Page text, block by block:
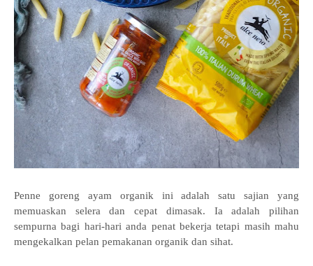
Penne goreng ayam organik ini adalah satu sajian yang
memuaskan selera dan cepat dimasak. Ia adalah pilihan
sempurna bagi hari-hari anda penat bekerja tetapi masih mahu
mengekalkan pelan pemakanan organik dan sihat.